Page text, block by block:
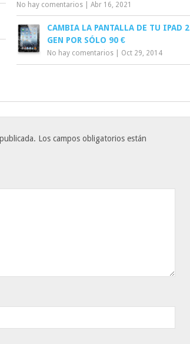
No hay comentarios |Abr 16, 2021
CAMBIA LA PANTALLA DE TU IPAD 2
GEN POR SÓLO 90 €
No hay comentarios Oct 29, 2014
Los campos obligatorios están